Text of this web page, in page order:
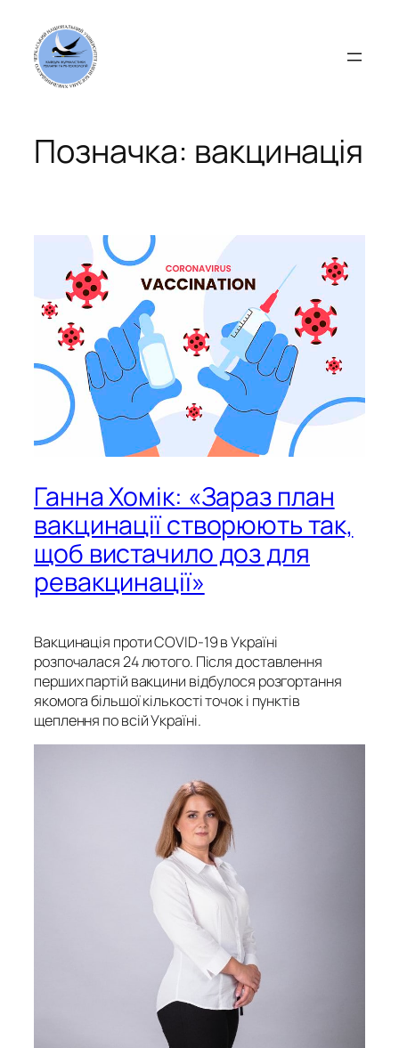
вмісту
Позначка: вакцинація
Ганна Хомік: «Зараз план
вакцинації створюють так,
щоб вистачило доз для
ревакцинації»
Вакцинація проти COVID-19 в Україні
розпочалася 24 лютого. Після доставлення
перших партій вакцини відбулося розгортання
якомога більшої кількості точок і пунктів
щеплення по всій Україні.